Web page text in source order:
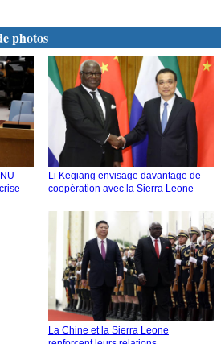
photos
Li Keqiang envisage davantage de
coopération avec la Sierra Leone
La Chine et la Sierra Leone